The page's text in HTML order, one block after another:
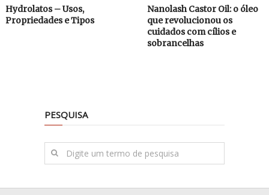
Hydrolatos – Usos,
Propriedades e Tipos
Nanolash Castor Oil: o óleo
que revolucionou os
cuidados com cílios e
sobrancelhas
PESQUISA